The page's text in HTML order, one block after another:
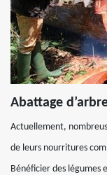
Abattage
Actuellement,
de leurs nourritures
Bénéficier des légumes